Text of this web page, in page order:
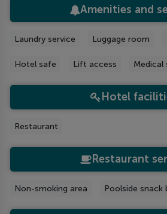
Amenities and
Laundry service Luggage room
Hotel safe Lift access Medical
Hotel
Restaurant
Restaurant
Non-smoking area Poolside snack